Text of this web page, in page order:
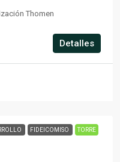
Thomen
Detalles
FIDEICOMISO TORRE